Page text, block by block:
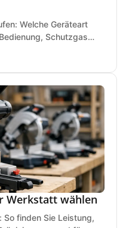
Welche Geräteart
Schutzgas
Werkstatt wählen
finden Sie Leistung,